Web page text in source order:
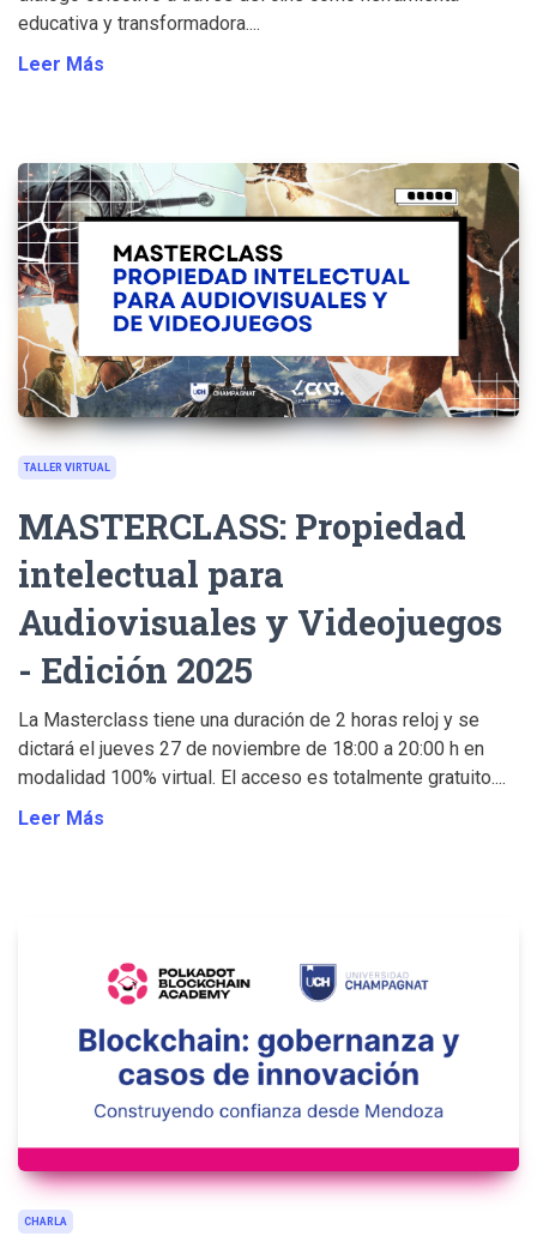
educativa y transformadora....
Leer Más
TALLER VIRTUAL
MASTERCLASS: Propiedad
intelectual para
Audiovisuales y Videojuegos
- Edición 2025
La Masterclass tiene una duración de 2 horas reloj y se
dictará el jueves 27 de noviembre de 18:00 a 20:00 h en
modalidad 100% virtual. El acceso es totalmente gratuito....
Leer Más
CHARLA